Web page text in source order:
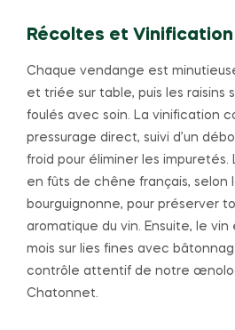
Récoltes et
Chaque vendange est
et triée sur table, puis les raisins
foulés avec soin. La vinification
pressurage direct, suivi d’un
froid pour éliminer les
en fûts de chêne français, selon
bourguignonne, pour préserver
aromatique du vin. Ensuite, le
mois sur lies fines avec
contrôle attentif de notre
Chatonnet.